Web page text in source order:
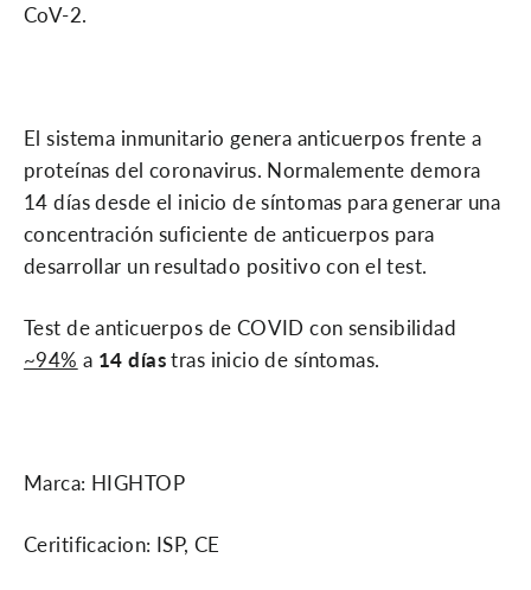
CoV-2.
El sistema inmunitario genera anticuerpos frente a
proteínas del coronavirus. Normalemente demora
14 días desde el inicio de síntomas para generar una
concentración suficiente de anticuerpos para
desarrollar un resultado positivo con el test.
Test de anticuerpos de COVID con sensibilidad
~94% a 14 díastras inicio de síntomas.
Marca: HIGHTOP
Ceritificacion: ISP, CE